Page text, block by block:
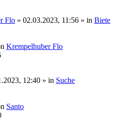
Flo » 02.03.2023, 11:56 » in Biete
Krempelhuber Flo
12:40 » in Suche
Santo